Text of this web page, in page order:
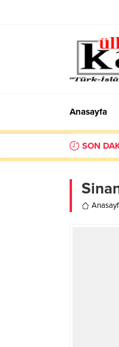
Anasayfa
SON